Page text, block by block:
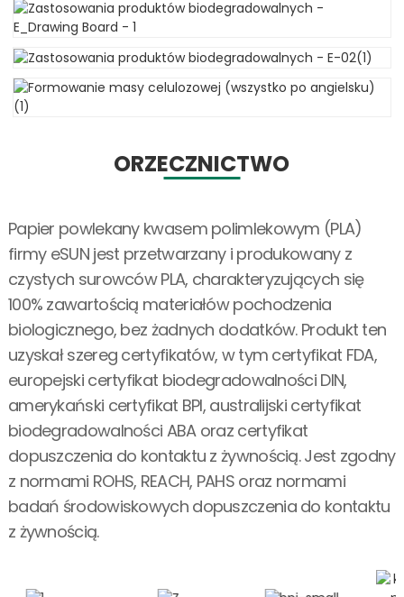
ORZECZNICTWO
Papier powlekany kwasem polimlekowym (PLA)
firmy eSUN jest przetwarzany i produkowany z
czystych surowców PLA, charakteryzujących się
100% zawartością materiałów pochodzenia
biologicznego, bez żadnych dodatków. Produkt ten
uzyskał szereg certyfikatów, w tym certyfikat FDA,
europejski certyfikat biodegradowalności DIN,
amerykański certyfikat BPI, australijski certyfikat
biodegradowalności ABA oraz certyfikat
dopuszczenia do kontaktu z żywnością. Jest zgodny
z normami ROHS, REACH, PAHS oraz normami
badań środowiskowych dopuszczenia do kontaktu
z żywnością.